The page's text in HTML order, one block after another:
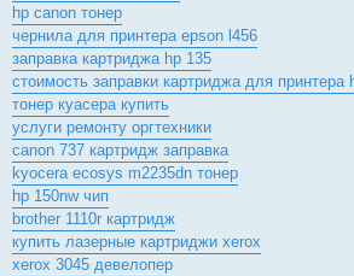
hp canon тонер
чернила для принтера epson l456
заправка картриджа hp 135
стоимость заправки картриджа для принтера
тонер куасера купить
услуги ремонту оргтехники
canon 737 картридж заправка
kyocera ecosys m2235dn тонер
hp 150nw чип
brother 1110r картридж
купить лазерные картриджи xerox
xerox 3045 девелопер